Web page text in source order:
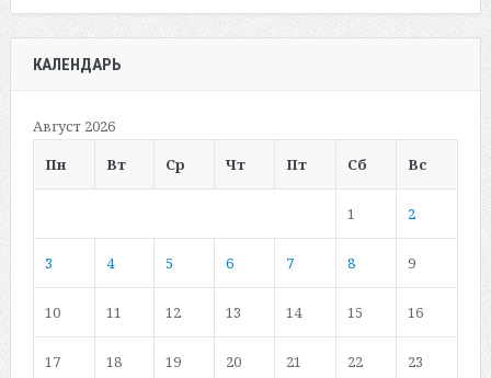
КАЛЕНДАРЬ
Август 2026
Пн
Вт Ср Чт Пт Сб Вс
1 2
3 4 5 6 7 8 9
10 11 12 13 14 15 16
17 18 19 20 21 22 23